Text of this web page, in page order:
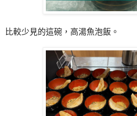
比較少見的這碗，高湯魚泡飯。